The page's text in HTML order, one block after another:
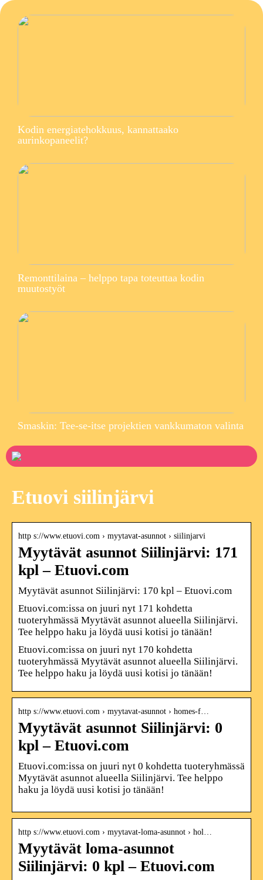
Kodin energiatehokkuus, kannattaako
aurinkopaneelit?
Remonttilaina – helppo tapa toteuttaa kodin
muutostyöt
Smaskin: Tee-se-itse projektien vankkumaton valinta
Etuovi siilinjärvi
http s://www.etuovi.com › myytavat-asunnot › siilinjarvi
Myytävät asunnot Siilinjärvi: 171
kpl – Etuovi.com
Myytävät asunnot Siilinjärvi: 170 kpl – Etuovi.com
Etuovi.com:issa on juuri nyt 171 kohdetta
tuoteryhmässä Myytävät asunnot alueella Siilinjärvi.
Tee helppo haku ja löydä uusi kotisi jo tänään!
Etuovi.com:issa on juuri nyt 170 kohdetta
tuoteryhmässä Myytävät asunnot alueella Siilinjärvi.
Tee helppo haku ja löydä uusi kotisi jo tänään!
http s://www.etuovi.com › myytavat-asunnot › homes-f…
Myytävät asunnot Siilinjärvi: 0
kpl – Etuovi.com
Etuovi.com:issa on juuri nyt 0 kohdetta tuoteryhmässä
Myytävät asunnot alueella Siilinjärvi. Tee helppo
haku ja löydä uusi kotisi jo tänään!
http s://www.etuovi.com › myytavat-loma-asunnot › hol…
Myytävät loma-asunnot
Siilinjärvi: 0 kpl – Etuovi.com